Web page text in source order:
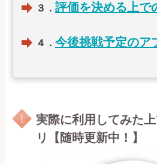
３． 評価を決める上で
４． 今後挑戦予定のア
実際に利用してみた
リ【随時更新中！】